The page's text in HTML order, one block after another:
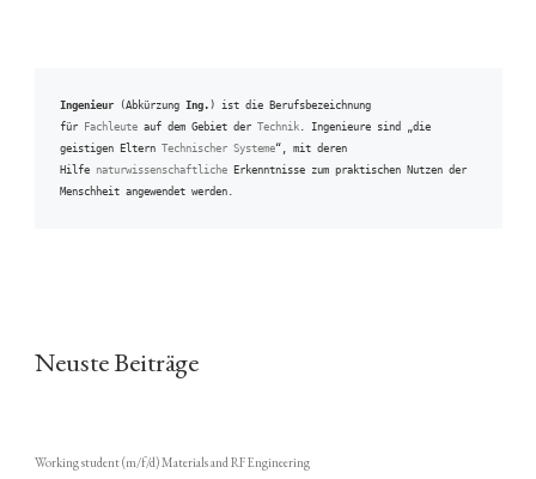
Ingenieur (Abkürzung Ing. ) ist die Berufsbezeichnung
für
Fachleute auf dem Gebiet der Technik . Ingenieure sind „die
geistigen Eltern Technischer Systeme“, mit deren
Hilfe naturwissenschaftliche Erkenntnisse zum praktischen Nutzen der
Menschheit angewendet werden.
Neuste Beiträge
Working student (m/f/d) Materials and RF Engineering